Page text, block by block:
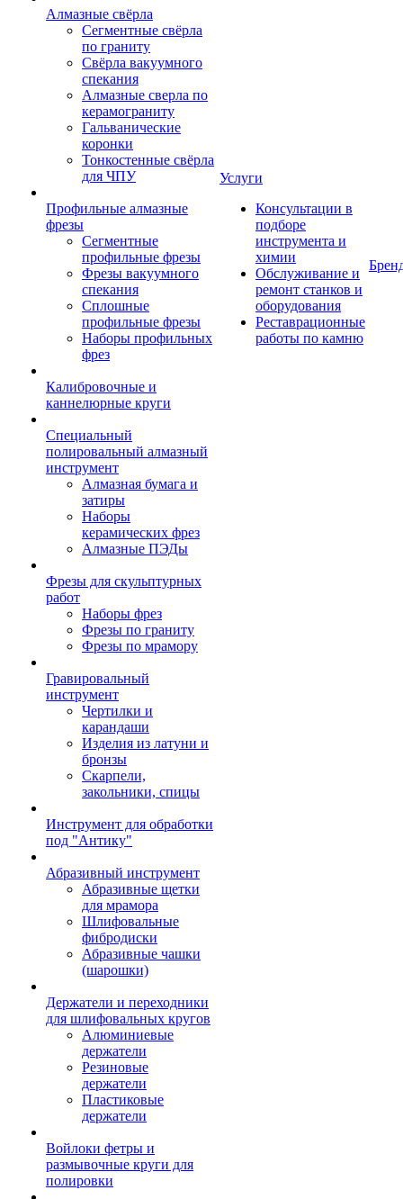
Алмазные свёрла
Сегментные свёрла
по граниту
Свёрла вакуумного
спекания
Алмазные сверла по
керамограниту
Гальванические
коронки
Тонкостенные свёрла
для ЧПУ
Профильные алмазные
фрезы
Сегментные
профильные фрезы
Фрезы вакуумного
спекания
Сплошные
профильные фрезы
Наборы профильных
фрез
Калибровочные и
каннелюрные круги
Специальный
полировальный алмазный
инструмент
Алмазная бумага и
затиры
Наборы
керамических фрез
Алмазные ПЭДы
Фрезы для скульптурных
работ
Наборы фрез
Фрезы по граниту
Фрезы по мрамору
Гравировальный
инструмент
Чертилки и
карандаши
Изделия из латуни и
бронзы
Скарпели,
закольники, спицы
Инструмент для обработки
под "Антику"
Абразивный инструмент
Абразивные щетки
для мрамора
Шлифовальные
фибродиски
Абразивные чашки
(шарошки)
Держатели и переходники
для шлифовальных кругов
Алюминиевые
держатели
Резиновые
держатели
Пластиковые
держатели
Войлоки фетры и
размывочные круги для
полировки
Услуги
Консультации в
подборе
инструмента и
химии
Обслуживание и
ремонт станков и
оборудования
Реставрационные
работы по камню